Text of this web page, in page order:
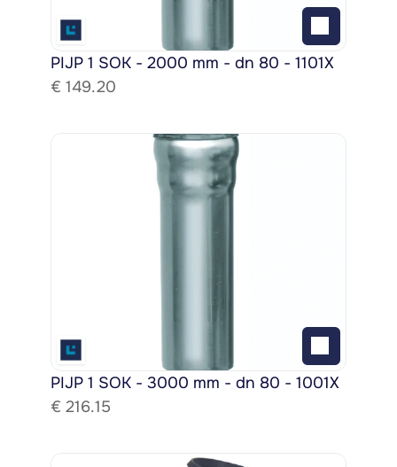
PIJP 1 SOK - 2000 mm - dn 80 - 1101X
€ 149.20
PIJP 1 SOK - 3000 mm - dn 80 - 1001X
€ 216.15